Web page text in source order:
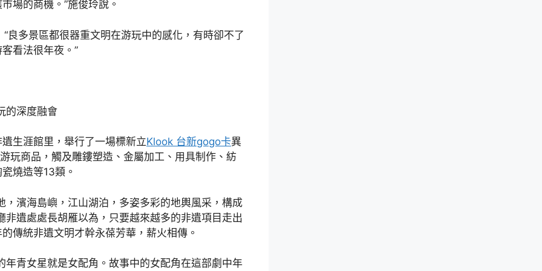
場的商機。”施俊玲說。
良多景區都很器重文明在游玩中的感化，有時卻不了
看法很年夜。”
的深度融會
生涯館里，舉行了一場標新立Klook 台新gogo卡異
玩商品，觸及雕鏤塑造、金屬加工、用具制作、紡
燒造等13類。
，濱海島嶼，江山湖泊，多姿多彩的地輿風采，構成
遺處處長胡雁以為，只要越來越多的非遺項目走出
傳統非遺文明才幹永葆芳華，薪火相傳。
年青女星就是女配角。故事中的女配角在這部劇中年